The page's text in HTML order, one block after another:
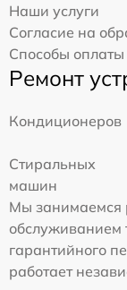
Наши услуги
Согласие на
Способы оплаты
Ремонт
Кондиционеров
Стиральных
машин
Мы занимаемся
обслуживанием
гарантийного
работает